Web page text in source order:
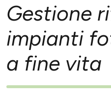
Gestione
impianti
a fine vita